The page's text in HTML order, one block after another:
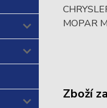
MOPAR
Zboží